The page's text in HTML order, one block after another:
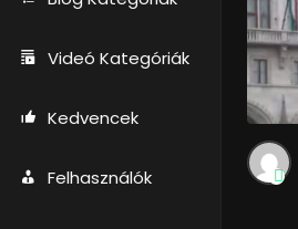
Videó Kategóriák
Kedvencek
Felhasználók